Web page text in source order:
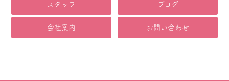
スタッフ ブログ
会社案内 お問い合わせ